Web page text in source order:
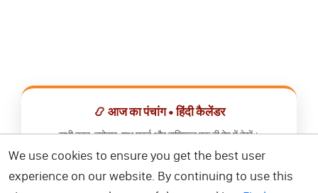
📿 आज का पंचांग • हिंदी कैलेंडर
सभी व्रत, त्योहार, शुभ मुहूर्त और राशिफल एक ही ऐप में देखें।
📅 हिंदी कैलेंडर ऐप डाउनलोड करें
We use cookies to ensure you get the best user
experience on our website. By continuing to use this